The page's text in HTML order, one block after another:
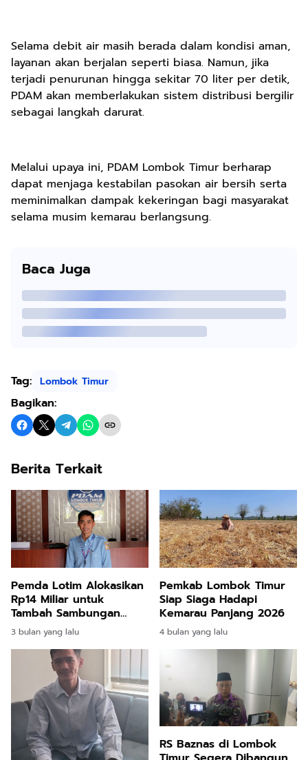
Selama debit air masih berada dalam kondisi aman,
layanan akan berjalan seperti biasa. Namun, jika
terjadi penurunan hingga sekitar 70 liter per detik,
PDAM akan memberlakukan sistem distribusi bergilir
sebagai langkah darurat.
Melalui upaya ini, PDAM Lombok Timur berharap
dapat menjaga kestabilan pasokan air bersih serta
meminimalkan dampak kekeringan bagi masyarakat
selama musim kemarau berlangsung.
Baca Juga
Tag: Lombok Timur
Bagikan:
Berita Terkait
Pemda Lotim Alokasikan
Rp14 Miliar untuk
Tambah Sambungan
Baru SPAM Selatan
3 bulan yang lalu
Pemkab Lombok Timur
Siap Siaga Hadapi
Kemarau Panjang 2026
4 bulan yang lalu
RS Baznas di Lombok